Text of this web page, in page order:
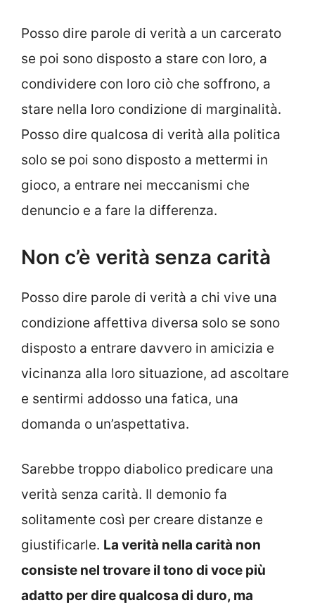
Posso dire parole di verità a un carcerato
se poi sono disposto a stare con loro, a
condividere con loro ciò che soffrono, a
stare nella loro condizione di marginalità.
Posso dire qualcosa di verità alla politica
solo se poi sono disposto a mettermi in
gioco, a entrare nei meccanismi che
denuncio e a fare la differenza.
Non c’è verità senza carità
Posso dire parole di verità a chi vive una
condizione affettiva diversa solo se sono
disposto a entrare davvero in amicizia e
vicinanza alla loro situazione, ad ascoltare
e sentirmi addosso una fatica, una
domanda o un’aspettativa.
Sarebbe troppo diabolico predicare una
verità senza carità. Il demonio fa
solitamente così per creare distanze e
giustificarle. La verità nella carità non
consiste nel trovare il tono di voce più
adatto per dire qualcosa di duro, ma